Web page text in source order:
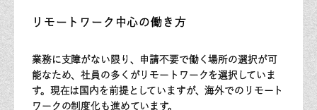
リモートワーク中心の働き方
業務に支障がない限り、申請不要で働く場所の選択が可
能なため、社員の多くがリモートワークを選択していま
す。現在は国内を前提としていますが、海外でのリモート
ワークの制度化も進めています。